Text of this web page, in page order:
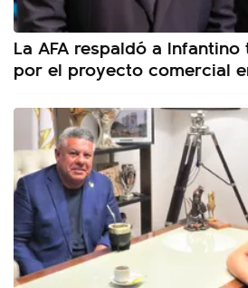
La AFA respaldó a
por el proyecto comercial